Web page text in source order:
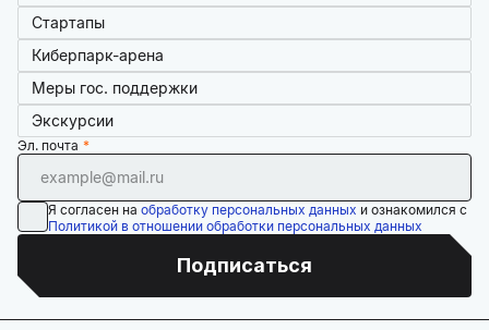
Стартапы
Киберпарк-арена
Меры гос. поддержки
Экскурсии
Эл. почта
Я согласен на обработку персональных данных и ознакомился с
Политикой в отношении обработки персональных данных
Подписаться